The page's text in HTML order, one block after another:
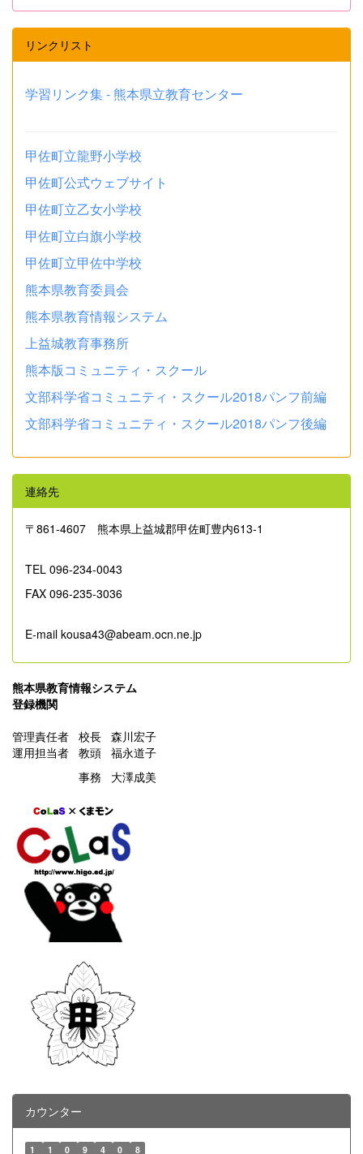
リンクリスト
学習リンク集 - 熊本県立教育センター
甲佐町立龍野小学校
甲佐町公式ウェブサイト
甲佐町立乙女小学校
甲佐町立白旗小学校
甲佐町立甲佐中学校
熊本県教育委員会
熊本県教育情報システム
上益城教育事務所
熊本版コミュニティ・スクール
文部科学省コミュニティ・スクール2018パンフ前編
文部科学省コミュニティ・スクール2018パンフ後編
連絡先
〒861‐4607 熊本県上益城郡甲佐町豊内613-1
TEL 096-234-0043
FAX 096-235-3036
E-mail kousa43@abeam.ocn.ne.jp
熊本県教育情報システム
登録機関
管理責任者 校長 森川宏子
運用担当者 教頭 福永道子
事務 大澤成美
カウンター
1 1 0 9 4 0 8